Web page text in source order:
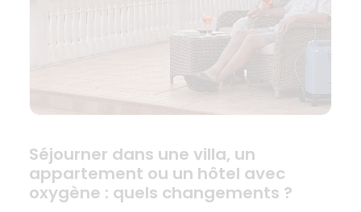
Séjourner dans une villa, un
appartement ou un hôtel avec
oxygène : quels changements ?